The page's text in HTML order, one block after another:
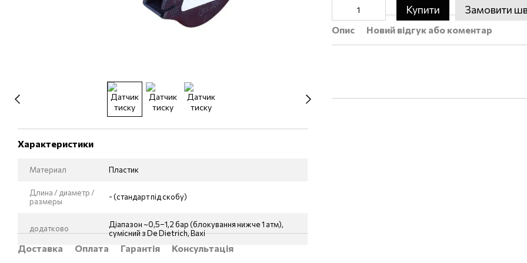
Характеристики
Материал Пластик
Длина / диаметр /
размеры
- (стандарт під скобу)
додатково
Діапазон ~0,5–1,2 бар (блокування нижче 1 атм),
сумісний з De Dietrich, Baxi
Доставка Оплата Гарантія Консультація
Купити Замовити
Опис Новий відгук або коментар